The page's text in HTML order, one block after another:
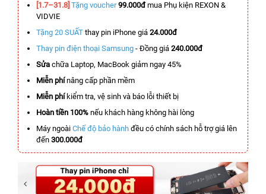
[1.7–31.8] Tặng voucher 99.000đmua Phụ kiện REXON &
VIDVIE
Tặng 20 SUẤT thay pin iPhone giá 24.000đ
Thay pin điện thoại Samsung - Đồng giá 240.000đ
Sửa chữa Laptop, MacBook giảm ngay 45%
Miễn phínâng cấp phần mềm
Miễn phíkiểm tra, vệ sinh và báo lỗi thiết bị
Hoàn tiền 100% nếu khách hàng không hài lòng
Máy ngoài Chế độ bảo hành đều có chính sách hỗ trợ giá lên
đến 300.000đ